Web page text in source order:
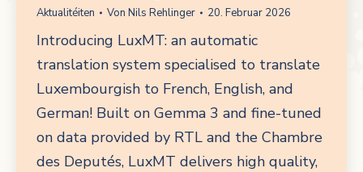
Aktualitéiten Von Nils Rehlinger 20. Februar 2026
Introducing LuxMT: an automatic
translation system specialised to translate
Luxembourgish to French, English, and
German! Built on Gemma 3 and fine-tuned
on data provided by RTL and the Chambre
des Deputés, LuxMT delivers high quality,